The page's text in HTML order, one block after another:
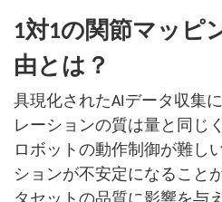
1対1の関節マッピ
由とは？
具現化されたAIデータ収集
レーションの質は量と同じ
ロボットの動作制御が難し
ションが不安定になること